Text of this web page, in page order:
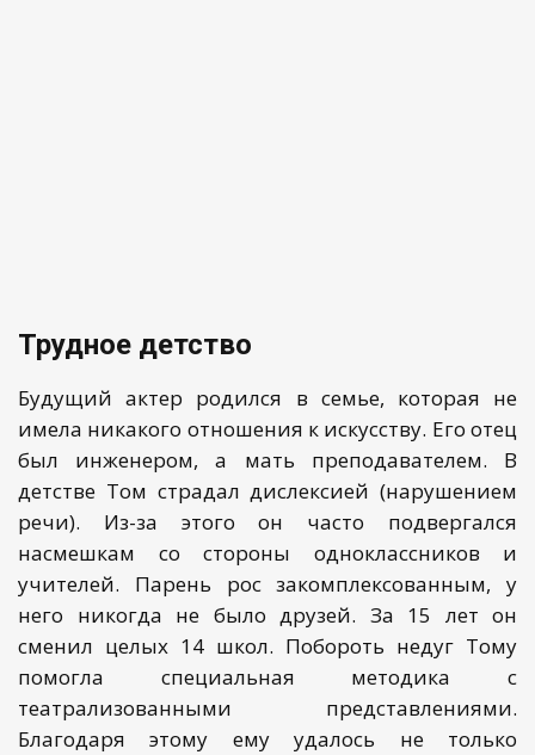
Трудное детство
Будущий актер родился в семье, которая не
имела никакого отношения к искусству. Его отец
был инженером, а мать преподавателем. В
детстве Том страдал дислексией (нарушением
речи). Из-за этого он часто подвергался
насмешкам со стороны одноклассников и
учителей. Парень рос закомплексованным, у
него никогда не было друзей. За 15 лет он
сменил целых 14 школ. Побороть недуг Тому
помогла специальная методика с
театрализованными представлениями.
Благодаря этому ему удалось не только